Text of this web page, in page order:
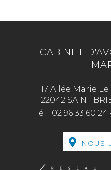
CABINET
17 Allée Marie
22042 SAINT
Tél : 02 96 33 60 24
NOUS